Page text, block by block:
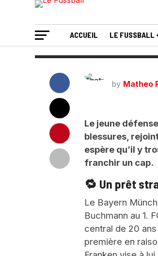
ACCUEIL LE FUSSBALL
sa
by Matheo
Le jeune
blessures,
espère qu’il y
franchir un cap.
🔁 Un prêt
Le Bayern
Buchmann au 1.
central de 20
première en